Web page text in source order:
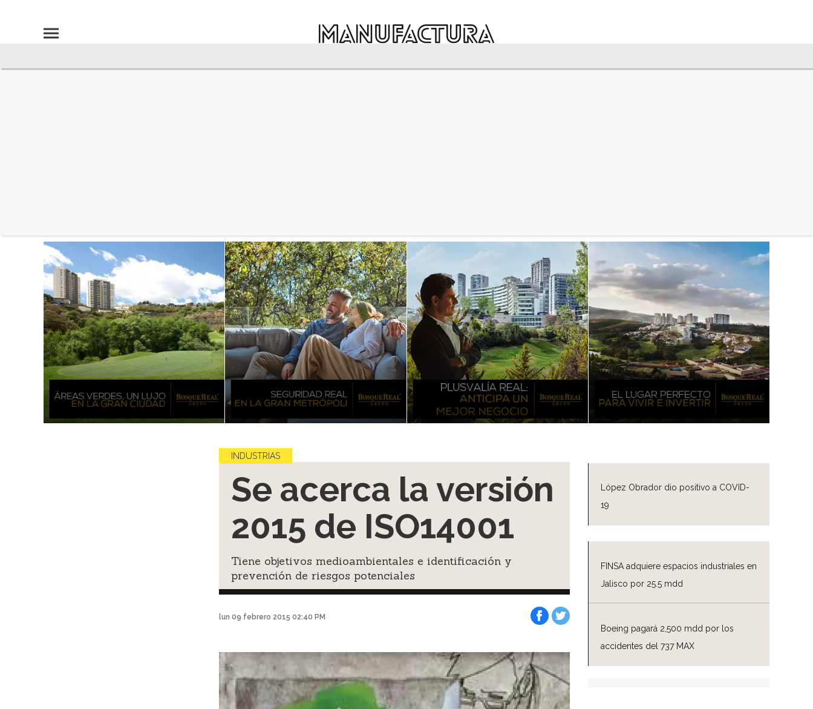
López Obrador dio positivo a COVID-
19
FINSA adquiere espacios industriales en
Jalisco por 25.5 mdd
Boeing pagará 2,500 mdd por los
accidentes del 737 MAX
INDUSTRIAS
Se acerca la versión
2015 de ISO14001
Tiene objetivos medioambientales e identificación y
prevención de riesgos potenciales
lun 09 febrero 2015 02:40 PM